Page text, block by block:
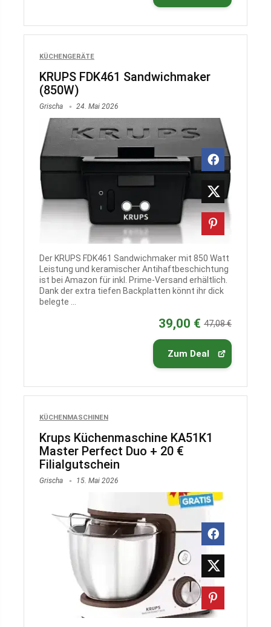
KÜCHENGERÄTE
KRUPS FDK461 Sandwichmaker
(850W)
Grischa 24. Mai 2026
Der KRUPS FDK461 Sandwichmaker mit 850 Watt
Leistung und keramischer Antihaftbeschichtung
ist bei Amazon für inkl. Prime-Versand erhältlich.
Dank der extra tiefen Backplatten könnt ihr dick
belegte ...
39,00 € 47,08 €
Zum Deal
KÜCHENMASCHINEN
Krups Küchenmaschine KA51K1
Master Perfect Duo + 20 €
Filialgutschein
Grischa 15. Mai 2026